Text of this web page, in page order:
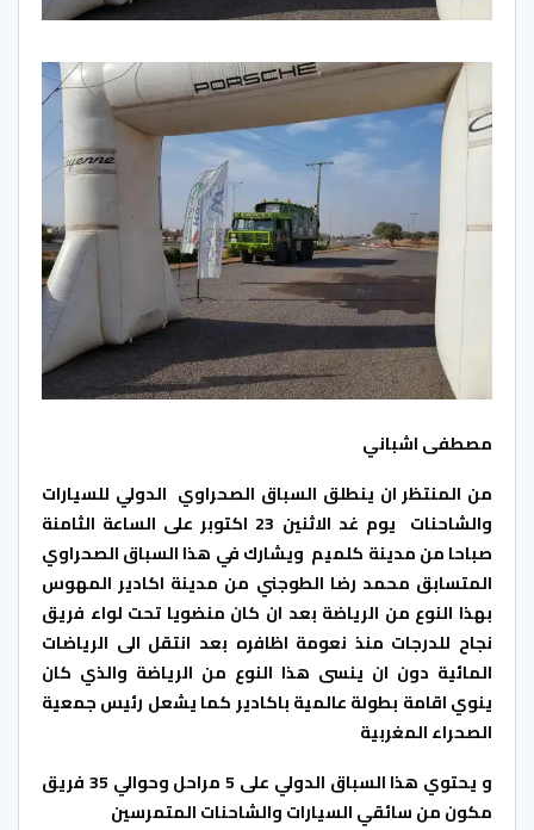
مصطفى اشباني
من المنتظر ان ينطلق السباق الصحراوي الدولي للسيارات
والشاحنات يوم غد الاثنين 23 اكتوبر على الساعة الثامنة
صباحا من مدينة كلميم ويشارك في هذا السباق الصحراوي
المتسابق محمد رضا الطوجني من مدينة اكادير المهوس
بهذا النوع من الرياضة بعد ان كان منضويا تحت لواء فريق
نجاح للدرجات منذ نعومة اظافره بعد انتقل الى الرياضات
المائية دون ان ينسى هذا النوع من الرياضة والذي كان
ينوي اقامة بطولة عالمية باكادير كما يشعل رئيس جمعية
الصحراء المغربية
و يحتوي هذا السباق الدولي على 5 مراحل وحوالي 35 فريق
مكون من سائقي السيارات والشاحنات المتمرسين